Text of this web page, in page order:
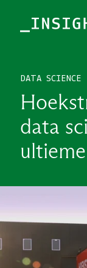
DATA SCIENCE
data
TOPICS
THEMES
BRANCHES